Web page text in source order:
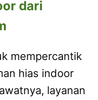
dari
mempercantik
hias indoor
layanan